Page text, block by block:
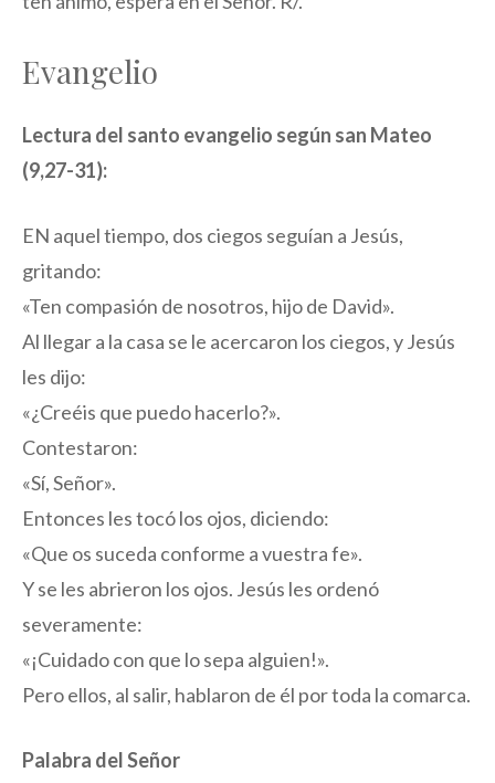
Evangelio
Lectura del santo evangelio según san Mateo
(9,27-31):
EN aquel tiempo, dos ciegos seguían a Jesús,
gritando:
«Ten compasión de nosotros, hijo de David».
Al llegar a la casa se le acercaron los ciegos, y Jesús
les dijo:
«¿Creéis que puedo hacerlo?».
Contestaron:
«Sí, Señor».
Entonces les tocó los ojos, diciendo:
«Que os suceda conforme a vuestra fe».
Y se les abrieron los ojos. Jesús les ordenó
severamente:
«¡Cuidado con que lo sepa alguien!».
Pero ellos, al salir, hablaron de él por toda la comarca.
Palabra del Señor